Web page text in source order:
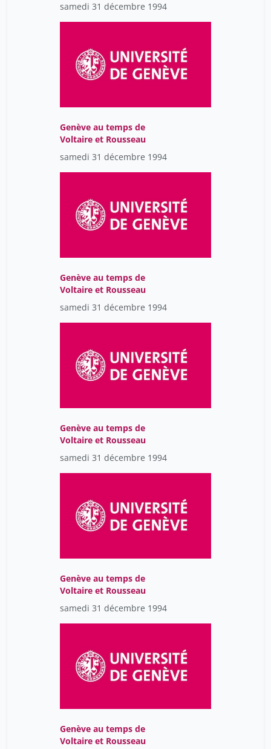
samedi 31 décembre 1994
Genève au temps de
Voltaire et Rousseau
samedi 31 décembre 1994
Genève au temps de
Voltaire et Rousseau
samedi 31 décembre 1994
Genève au temps de
Voltaire et Rousseau
samedi 31 décembre 1994
Genève au temps de
Voltaire et Rousseau
samedi 31 décembre 1994
Genève au temps de
Voltaire et Rousseau